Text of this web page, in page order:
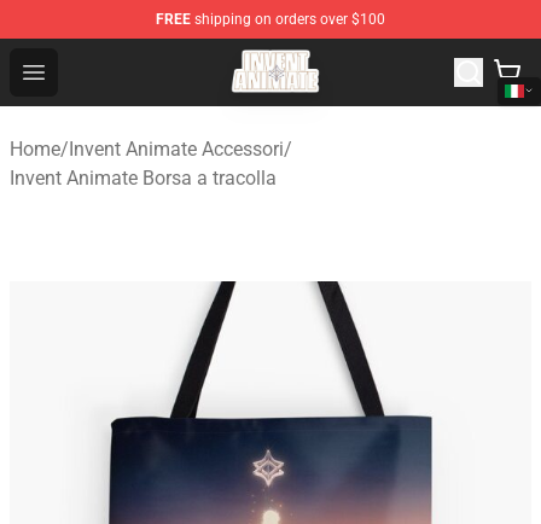
FREE shipping on orders over $100
Open menu
Invent Animate Shop - Official Invent Animate
Home/Invent Animate Accessori/
Invent Animate Borsa a tracolla